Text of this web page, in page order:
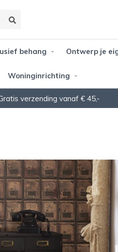
behang Ontwerp je
Woninginrichting
verzending vanaf € 45,-